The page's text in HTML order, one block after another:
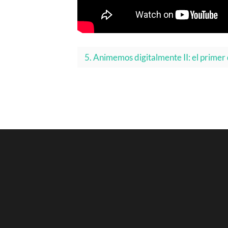
5. Animemos digitalmente II: el primer